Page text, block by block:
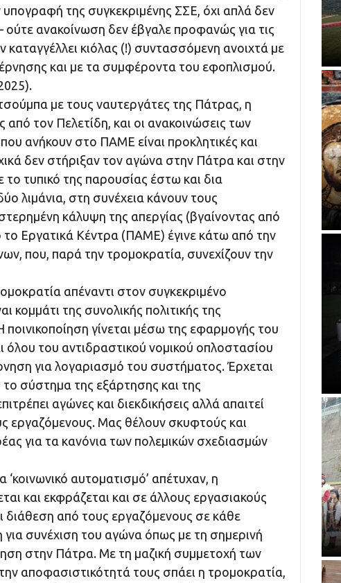
της συγκεκριμένης ΣΣΕ, όχι απλά δεν
ούτε ανακοίνωση δεν έβγαλε προφανώς για τις
καταγγέλλει κιόλας (!) συντασσόμενη ανοιχτά με
και με τα συμφέροντα του εφοπλισμού.
με τους ναυτεργάτες της Πάτρας, η
τον Πελετίδη, και οι ανακοινώσεις των
ανήκουν στο ΠΑΜΕ είναι προκλητικές και
δεν στήριξαν τον αγώνα στην Πάτρα και στην
το τυπικό της παρουσίας έστω και δια
λιμάνια, στη συνέχεια κάνουν τους
κάλυψη της απεργίας (βγαίνοντας από
Εργατικά Κέντρα (ΠΑΜΕ) έγινε κάτω από την
που, παρά την τρομοκρατία, συνεχίζουν την
απέναντι στον συγκεκριμένο
κομμάτι της συνολικής πολιτικής της
ποινικοποίηση γίνεται μέσω της εφαρμογής του
όλου του αντιδραστικού νομικού οπλοστασίου
για λογαριασμό του συστήματος. Έρχεται
σύστημα της εξάρτησης και της
αγώνες και διεκδικήσεις αλλά απαιτεί
εργαζόμενους. Μας θέλουν σκυφτούς και
για τα κανόνια των πολεμικών σχεδιασμών
‘κοινωνικό αυτοματισμό’ απέτυχαν, η
και εκφράζεται και σε άλλους εργασιακούς
διάθεση από τους εργαζόμενους σε κάθε
συνέχιση του αγώνα όπως με τη σημερινή
στην Πάτρα. Με τη μαζική συμμετοχή των
αποφασιστικότητά τους σπάει η τρομοκρατία,